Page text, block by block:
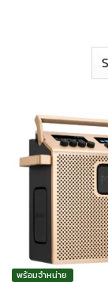
พร้อมจำหน่าย